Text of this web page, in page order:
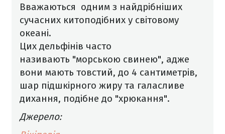
Вважаються одним з найдрібніших
сучасних китоподібних у світовому
океані.
Цих дельфінів часто
називають "морською свинею", адже
вони мають товстий, до 4 сантиметрів,
шар підшкірного жиру та галасливе
дихання, подібне до "хрюкання".
Джерело: